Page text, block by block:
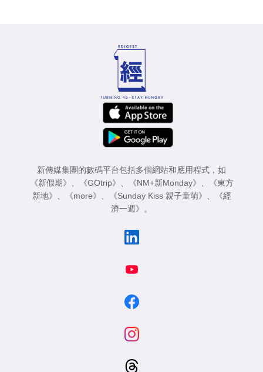
新傳媒集團的數碼平台包括多個網站和應用程式，如
《新假期》
《GOtrip》 《NM+新Monday》
《東方
新地》
《more》 《Sunday Kiss 親子童萌》
《經
濟一週》
。